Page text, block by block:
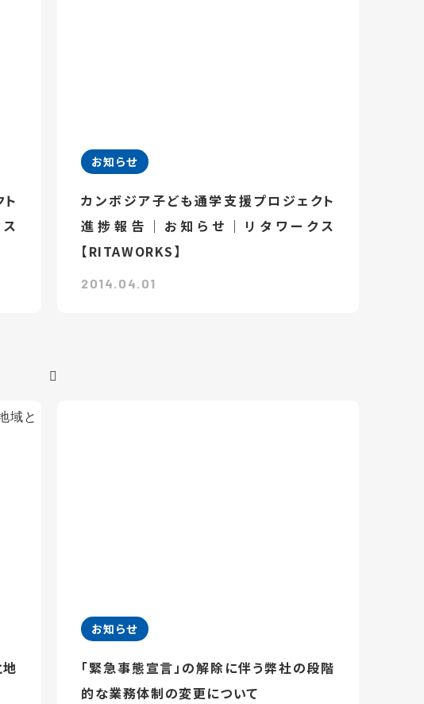
お知らせ
カンボジア子ども通学支援プロジェクト
進捗報告｜お知らせ｜リタワークス
【RITAWORKS】
2014.04.01
お知らせ
「緊急事態宣言」の解除に伴う弊社の段階
的な業務体制の変更について